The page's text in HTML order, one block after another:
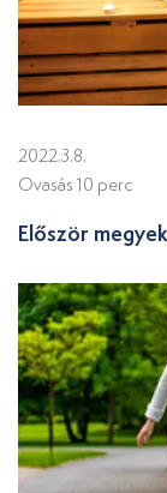
2022.3.8.
Ovasás 10 perc
Először